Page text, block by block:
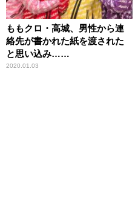
ももクロ・高城、男性から連
絡先が書かれた紙を渡された
と思い込み……
2020.01.03